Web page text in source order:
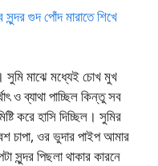
গুদ পোঁদ মারাতে শিখে
সুমি মাঝে মধ্যেই চোখ মুখ
ও ব্যাথা পাচ্ছিল কিন্তু সব
করে হাসি দিচ্ছিল। সুমির
চাপা, ওর ভুদার পাইপ আমার
সুন্দর পিছলা থাকার কারনে